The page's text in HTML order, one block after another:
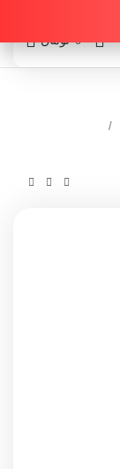
تومان 0